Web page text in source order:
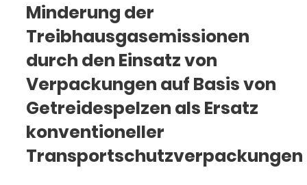
Minderung der
Treibhausgasemissionen
durch den Einsatz von
Verpackungen auf Basis von
Getreidespelzen als Ersatz
konventioneller
Transportschutzverpackungen